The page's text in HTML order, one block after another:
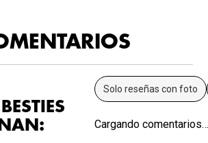
Solo reseñas con foto
Cargando